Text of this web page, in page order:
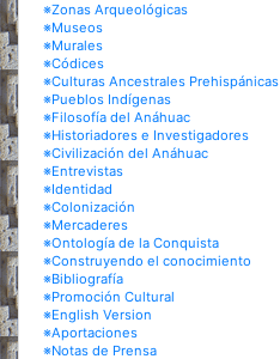
※Zonas Arqueológicas
※Museos
※Murales
※Códices
※Culturas Ancestrales Prehispánicas
※Pueblos Indígenas
※Filosofía del Anáhuac
※Historiadores e Investigadores
※Civilización del Anáhuac
※Entrevistas
※Identidad
※Colonización
※Mercaderes
※Ontología de la Conquista
※Construyendo el conocimiento
※Bibliografía
※Promoción Cultural
※English Version
※Aportaciones
※Notas de Prensa